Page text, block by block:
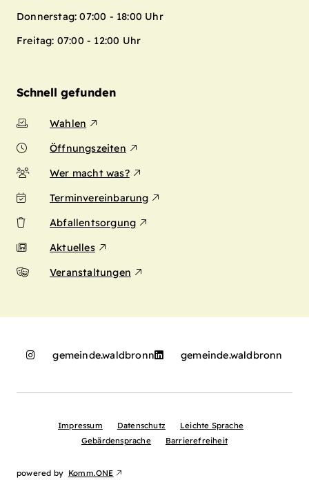
Donnerstag: 07:00 - 18:00 Uhr
Freitag: 07:00 - 12:00 Uhr
Schnell gefunden
Wahlen
Öffnungszeiten
Wer macht was?
Terminvereinbarung
Abfallentsorgung
Aktuelles
Veranstaltungen
gemeinde.waldbronn gemeinde.waldbronn
Impressum Datenschutz
Leichte Sprache
Gebärdensprache
Barrierefreiheit
powered by Komm.ONE